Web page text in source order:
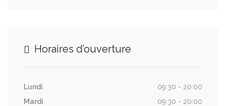
Horaires d’ouverture
Lundi
09:30 - 20:00
Mardi
09:30 - 20:00